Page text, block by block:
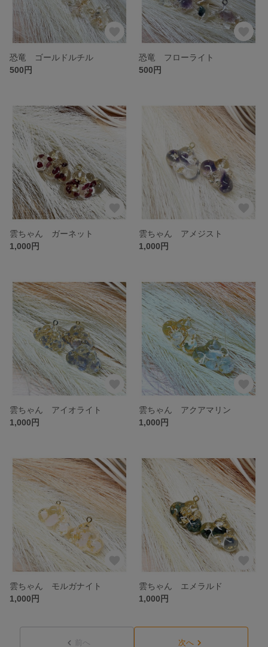
恐竜 ゴールドルチル
500円
恐竜 フローライト
500円
雲ちゃん ガーネット
1,000円
雲ちゃん アメジスト
1,000円
雲ちゃん アイオライト
1,000円
雲ちゃん アクアマリン
1,000円
雲ちゃん モルガナイト
1,000円
雲ちゃん エメラルド
1,000円
前へ 次へ